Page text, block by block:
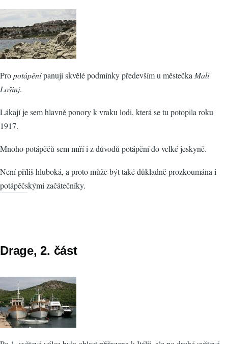
Propotápěnípanují skvělé podmínky především u městečka Mali
Lošinj.
Lákají je sem hlavně ponory k vraku lodi, která se tu potopila roku
1917.
Mnoho potápěčů sem míří i z důvodů potápění do velké jeskyně.
Není příliš hluboká, a proto může být také důkladně prozkoumána i
potápěčskými začátečníky.
Drage, 2. část